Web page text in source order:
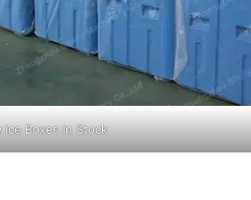
Ice Boxes In Stock